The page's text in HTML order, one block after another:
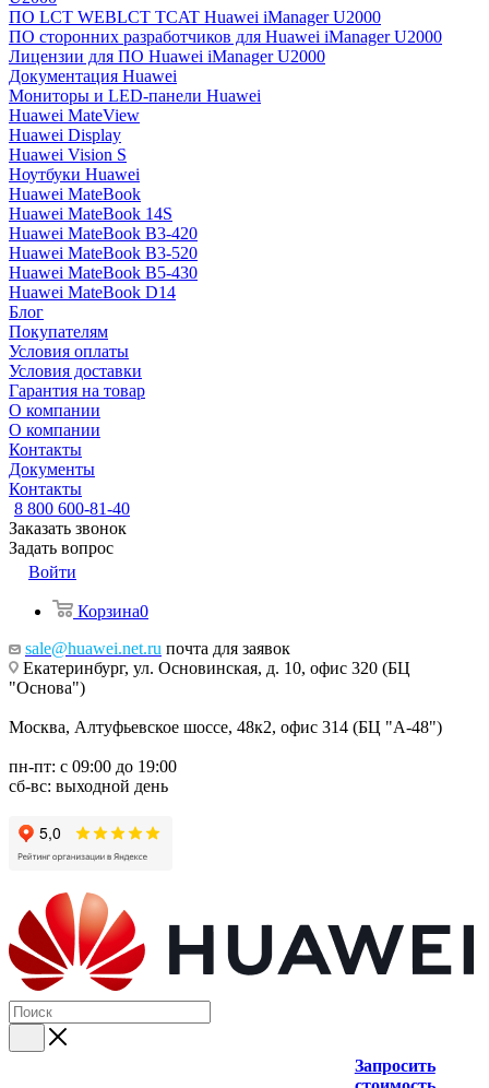
ПО LCT WEBLCT TCAT Huawei iManager U2000
ПО сторонних разработчиков для Huawei iManager U2000
Лицензии для ПО Huawei iManager U2000
Документация Huawei
Мониторы и LED-панели Huawei
Huawei MateView
Huawei Display
Huawei Vision S
Ноутбуки Huawei
Huawei MateBook
Huawei MateBook 14S
Huawei MateBook B3-420
Huawei MateBook B3-520
Huawei MateBook B5-430
Huawei MateBook D14
Блог
Покупателям
Условия оплаты
Условия доставки
Гарантия на товар
О компании
О компании
Контакты
Документы
Контакты
8 800 600-81-40
Заказать звонок
Задать вопрос
Войти
Корзина0
sale@huawei.net.ru почта для заявок
Екатеринбург, ул. Основинская, д. 10, офис 320 (БЦ
"Основа")
Москва, Алтуфьевское шоссе, 48к2, офис 314 (БЦ "А-48")
пн-пт: с 09:00 до 19:00
сб-вс: выходной день
Запросить